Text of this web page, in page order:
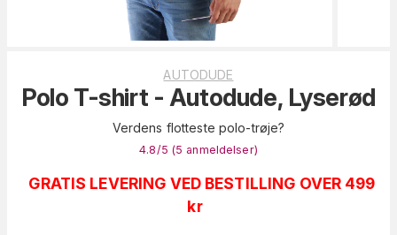
AUTODUDE
Polo T-shirt - Autodude, Lyserød
Verdens flotteste polo-trøje?
4.8/5 (5 anmeldelser)
GRATIS LEVERING VED BESTILLING OVER 499
kr